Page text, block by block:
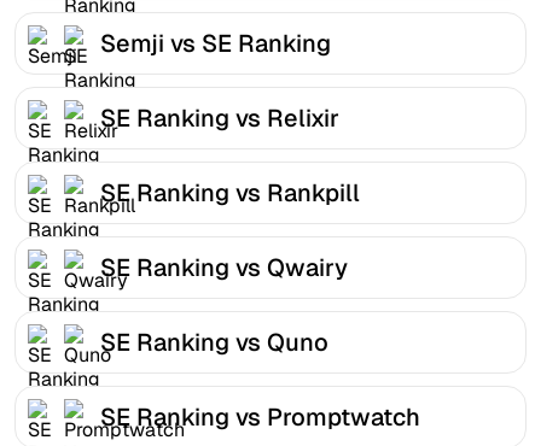
Semji vs SE Ranking
SE Ranking vs Relixir
SE Ranking vs Rankpill
SE Ranking vs Qwairy
SE Ranking vs Quno
SE Ranking vs Promptwatch